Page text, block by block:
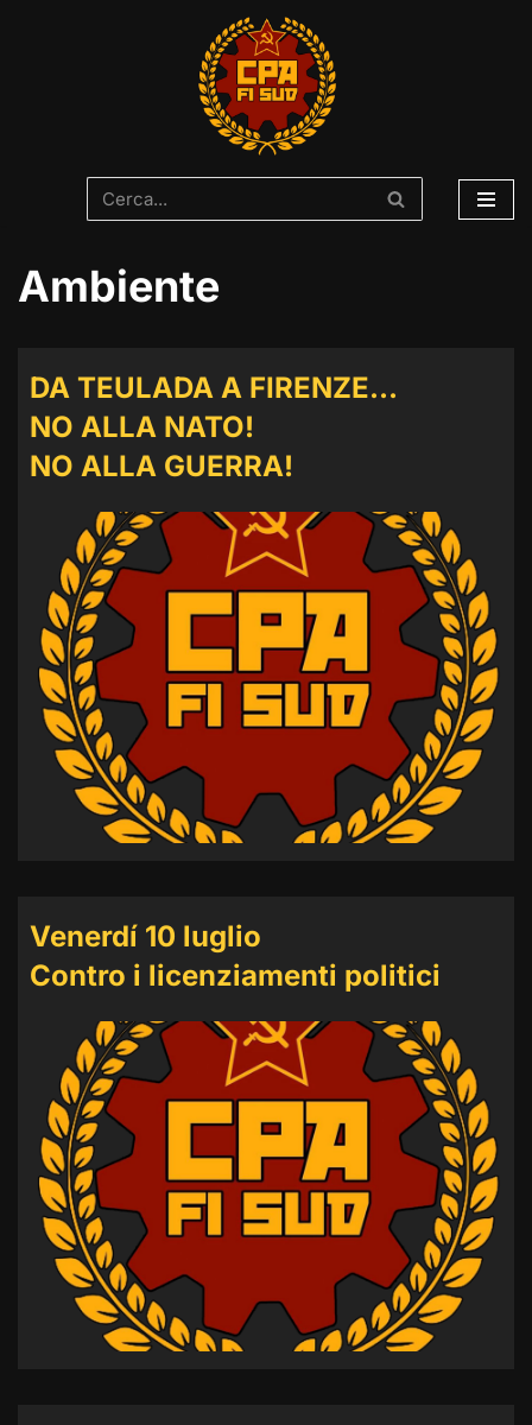
Ambiente
DA TEULADA A FIRENZE…
NO ALLA NATO!
NO ALLA GUERRA!
Venerdí 10 luglio
Contro i licenziamenti politici